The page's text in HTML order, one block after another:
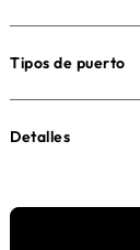
Tipos de puerto
Detalles